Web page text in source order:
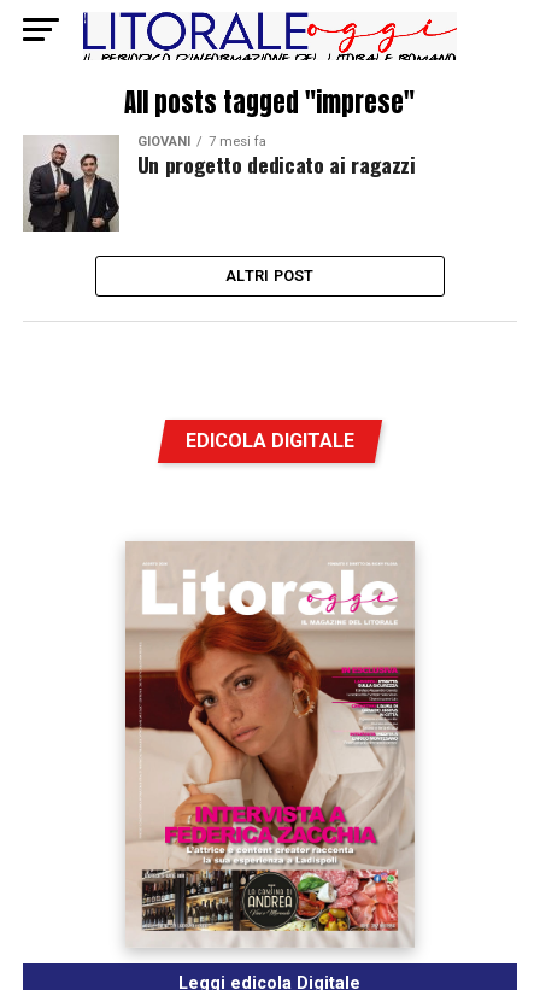
All posts tagged "imprese"
GIOVANI 7 mesi fa
Un progetto dedicato ai ragazzi
ALTRI POST
EDICOLA DIGITALE
Leggi edicola Digitale